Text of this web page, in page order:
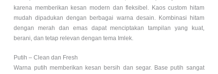
karena memberikan kesan modern dan fleksibel. Kaos custom hitam
mudah dipadukan dengan berbagai warna desain. Kombinasi hitam
dengan merah dan emas dapat menciptakan tampilan yang kuat,
berani, dan tetap relevan dengan tema Imlek.
Putih – Clean dan Fresh
Warna putih memberikan kesan bersih dan segar. Base putih sangat